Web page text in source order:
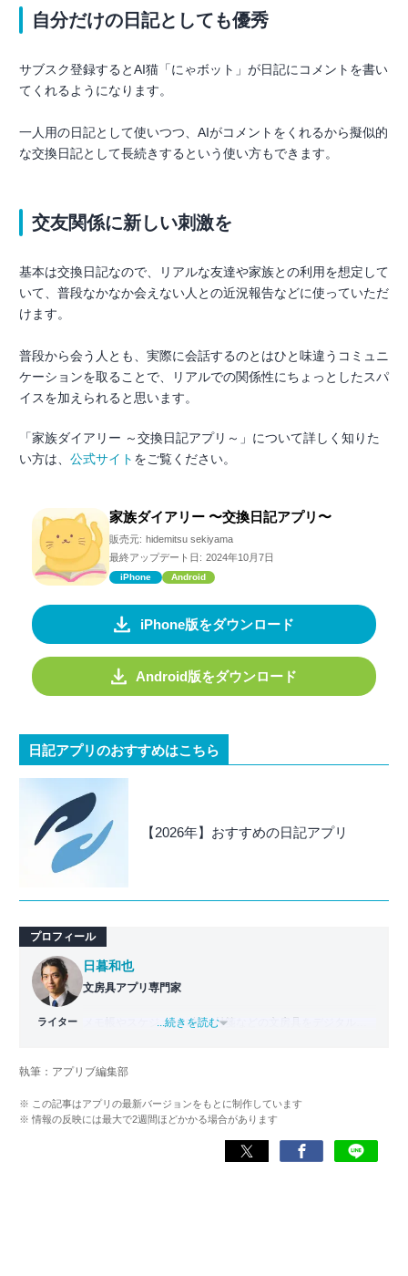
自分だけの日記としても優秀
サブスク登録するとAI猫「にゃボット」が日記にコメントを書い
てくれるようになります。
一人用の日記として使いつつ、AIがコメントをくれるから擬似的
な交換日記として長続きするという使い方もできます。
交友関係に新しい刺激を
基本は交換日記なので、リアルな友達や家族との利用を想定して
いて、普段なかなか会えない人との近況報告などに使っていただ
けます。
普段から会う人とも、実際に会話するのとはひと味違うコミュニ
ケーションを取ることで、リアルでの関係性にちょっとしたスパ
イスを加えられると思います。
「家族ダイアリー ～交換日記アプリ～」について詳しく知りた
い方は、 公式サイト をご覧ください。
家族ダイアリー 〜交換日記アプリ〜
販売元: hidemitsu sekiyama
最終アップデート日: 2024年10月7日
iPhone Android
iPhone版をダウンロード
Android版をダウンロード
日記アプリのおすすめはこちら
【2026年】おすすめの日記アプリ
プロフィール
ライター
日暮和也
文房具アプリ専門家
メモ帳やスケジュール帳、付箋などの文房具をデジタル化
務めた後、文房具アプリの専門家として監修・ライター業
『TimeTree』『Measure』など700以上。
...続きを読む
執筆：アプリブ編集部
※ この記事はアプリの最新バージョンをもとに制作しています
※ 情報の反映には最大で2週間ほどかかる場合があります